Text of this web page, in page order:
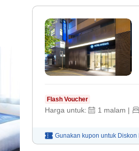
Flash Voucher
Harga untuk: 1 malam |
Gunakan kupon untuk Diskon